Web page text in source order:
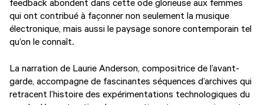
qui ont contribué à façonner non seulement la musique
électronique, mais aussi le paysage sonore contemporain tel
qu’on le connaît.
La narration de Laurie Anderson, compositrice de l’avant-
garde, accompagne de fascinantes séquences d’archives qui
retracent l’histoire des expérimentations technologiques du